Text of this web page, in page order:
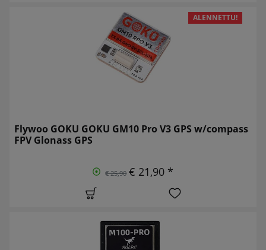
ALENNETTU!
Flywoo GOKU GOKU GM10 Pro V3 GPS w/compass
FPV Glonass GPS
€ 25,90 € 21,90 *